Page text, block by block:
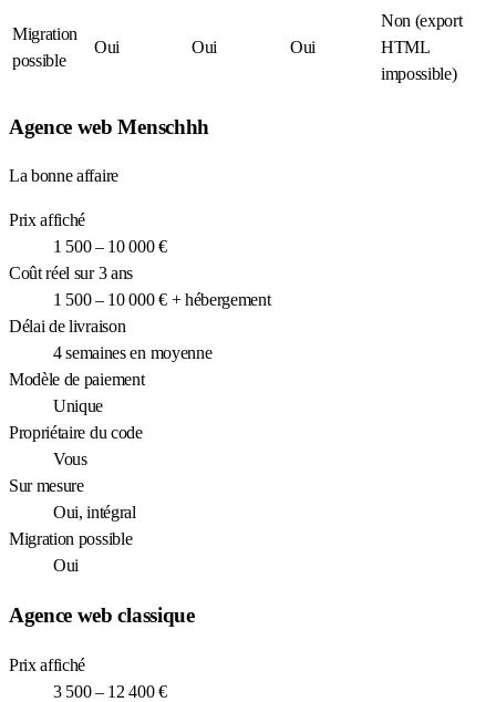
Migration
possible
Oui Oui Oui
Non (export
HTML
impossible)
Agence web Menschhh
La bonne affaire
Prix affiché
1 500 – 10 000 €
Coût réel sur 3 ans
1 500 – 10 000 € + hébergement
Délai de livraison
4 semaines en moyenne
Modèle de paiement
Unique
Propriétaire du code
Vous
Sur mesure
Oui, intégral
Migration possible
Oui
Agence web classique
Prix affiché
3 500 – 12 400 €